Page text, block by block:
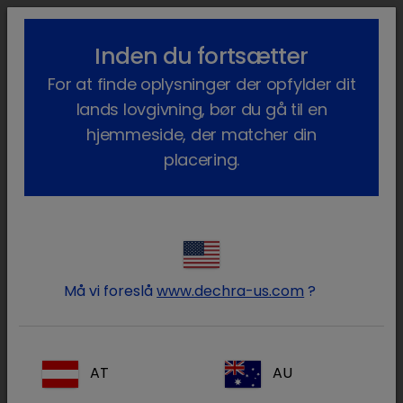
lock_outline search menu
Frihandelsvarer
CleanAural
Inden du fortsætter
For at finde oplysninger der opfylder dit
lands lovgivning, bør du gå til en
hjemmeside, der matcher din
placering.
Må vi foreslåwww.dechra-us.com ?
AT AU